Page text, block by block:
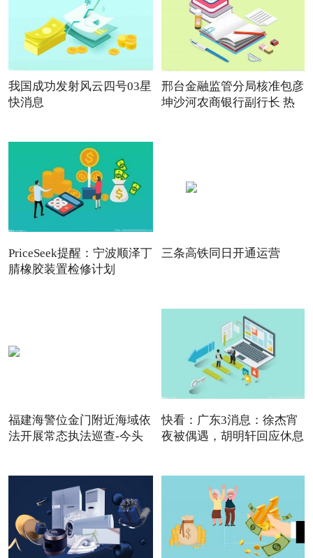
我国成功发射风云四号03星
快消息
邢台金融监管分局核准包彦
坤沙河农商银行副行长 热
PriceSeek提醒：宁波顺泽丁
腈橡胶装置检修计划
三条高铁同日开通运营
福建海警位金门附近海域依
法开展常态执法巡查-今头
快看：广东3消息：徐杰宵
夜被偶遇，胡明轩回应休息